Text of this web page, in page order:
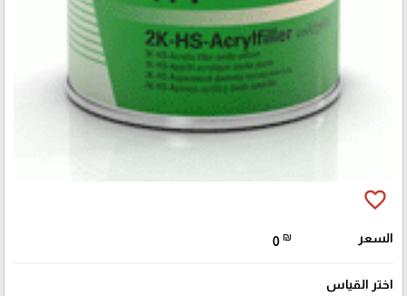
favorite_border
السعر 0 ₪
اختر القياس